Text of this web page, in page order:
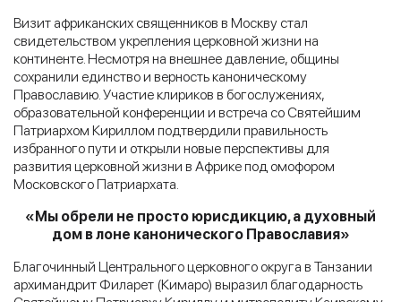
Визит африканских священников в Москву стал
свидетельством укрепления церковной жизни на
континенте. Несмотря на внешнее давление, общины
сохранили единство и верность каноническому
Православию. Участие клириков в богослужениях,
образовательной конференции и встреча со Святейшим
Патриархом Кириллом подтвердили правильность
избранного пути и открыли новые перспективы для
развития церковной жизни в Африке под омофором
Московского Патриархата.
«Мы обрели не просто юрисдикцию, а духовный
дом в лоне канонического Православия»
Благочинный Центрального церковного округа в Танзании
архимандрит Филарет (Кимаро) выразил благодарность